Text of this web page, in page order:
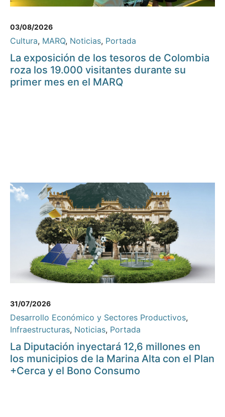
03/08/2026
Cultura, MARQ, Noticias, Portada
La exposición de los tesoros de Colombia
roza los 19.000 visitantes durante su
primer mes en el MARQ
31/07/2026
Desarrollo Económico y Sectores Productivos,
Infraestructuras, Noticias, Portada
La Diputación inyectará 12,6 millones en
los municipios de la Marina Alta con el Plan
+Cerca y el Bono Consumo